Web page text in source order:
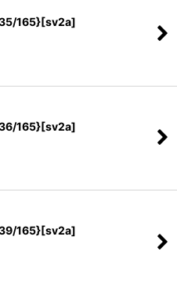
165}[sv2a]
165}[sv2a]
165}[sv2a]